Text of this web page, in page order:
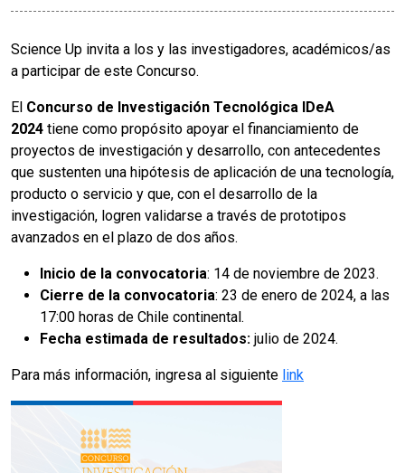
Science Up invita a los y las investigadores, académicos/as
a participar de este Concurso.
El Concurso de Investigación Tecnológica IDeA
2024 tiene como propósito apoyar el financiamiento de
proyectos de investigación y desarrollo, con antecedentes
que sustenten una hipótesis de aplicación de una tecnología,
producto o servicio y que, con el desarrollo de la
investigación, logren validarse a través de prototipos
avanzados en el plazo de dos años.
Inicio de la convocatoria: 14 de noviembre de 2023.
Cierre de la convocatoria: 23 de enero de 2024, a las
17:00 horas de Chile continental.
Fecha estimada de resultados: julio de 2024.
Para más información, ingresa al siguiente link